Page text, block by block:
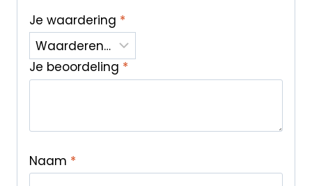
Je waardering *
Je beoordeling *
Naam *